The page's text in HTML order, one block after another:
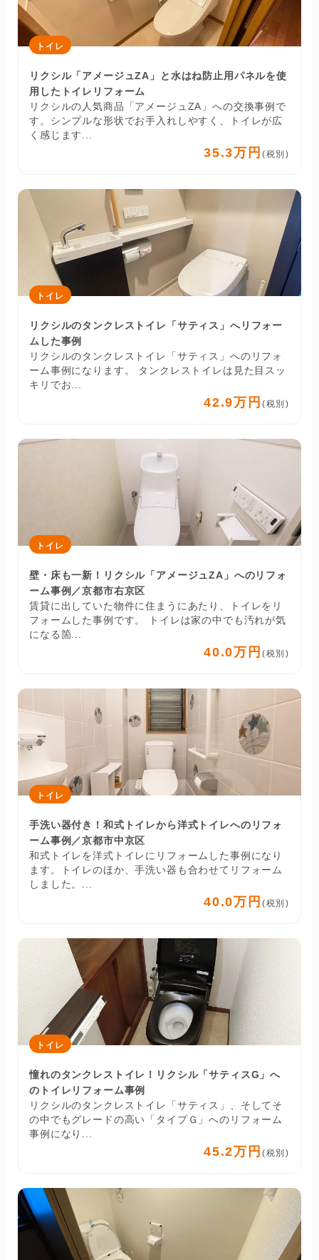
トイレ
リクシル「アメージュZA」と水はね防止用パネルを使
用したトイレリフォーム
リクシルの人気商品「アメージュZA」への交換事例で
す。シンプルな形状でお手入れしやすく、トイレが広
く感じます...
35.3万円 (税別)
トイレ
リクシルのタンクレストイレ「サティス」へリフォー
ムした事例
リクシルのタンクレストイレ「サティス」へのリフォ
ーム事例になります。 タンクレストイレは見た目スッ
キリでお...
42.9万円 (税別)
トイレ
壁・床も一新！リクシル「アメージュZA」へのリフォ
ーム事例／京都市右京区
賃貸に出していた物件に住まうにあたり、トイレをリ
フォームした事例です。 トイレは家の中でも汚れが気
になる箇...
40.0万円 (税別)
トイレ
手洗い器付き！和式トイレから洋式トイレへのリフォ
ーム事例／京都市中京区
和式トイレを洋式トイレにリフォームした事例になり
ます。トイレのほか、手洗い器も合わせてリフォーム
しました。...
40.0万円 (税別)
トイレ
憧れのタンクレストイレ！リクシル「サティスG」へ
のトイレリフォーム事例
リクシルのタンクレストイレ「サティス」、そしてそ
の中でもグレードの高い「タイプＧ」へのリフォーム
事例になり...
45.2万円 (税別)